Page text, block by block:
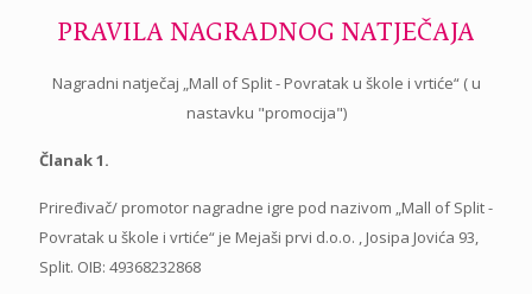
PRAVILA NAGRADNOG NATJEČAJA
Nagradni natječaj „Mall of Split - Povratak u škole i vrtiće“ ( u
nastavku "promocija")
Članak 1.
Priređivač/ promotor nagradne igre pod nazivom „Mall of Split -
Povratak u škole i vrtiće“ je Mejaši prvi d.o.o. , Josipa Jovića 93,
Split. OIB: 49368232868